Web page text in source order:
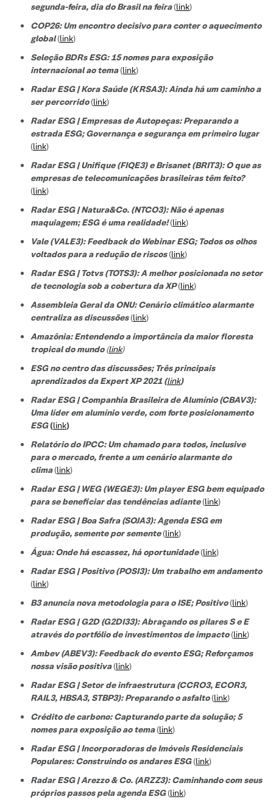
segunda-feira, dia do Brasil na feira(link)
COP26: Um encontro decisivo para conter o aquecimento
global(link)
Seleção BDRs ESG​: 15 nomes para exposição
internacional ao tema(link)
Radar ESG | Kora Saúde (KRSA3): Ainda há um caminho a
ser percorrido(link)
Radar ESG | Empresas de Autopeças: Preparando a
estrada ESG; Governança e segurança em primeiro lugar
(link)
Radar ESG | Unifique (FIQE3) e Brisanet (BRIT3): O que as
empresas de telecomunicações brasileiras têm feito?
(link)
Radar ESG | Natura&Co. (NTCO3): Não é apenas
maquiagem; ESG é uma realidade!(link)
Vale (VALE3): Feedback do Webinar ESG; Todos os olhos
voltados para a redução de riscos(link)
Radar ESG | Totvs (TOTS3): A melhor posicionada no setor
de tecnologia sob a cobertura da XP(link)
Assembleia Geral da ONU: Cenário climático alarmante
centraliza as discussões(link)
Amazônia: Entendendo a importância da maior floresta
tropical do mundo (link)
ESG no centro das discussões; Três principais
aprendizados da Expert XP 2021 (link)
Radar ESG | Companhia Brasileira de Alumínio (CBAV3):
Uma líder em alumínio verde, com forte posicionamento
ESG(link)
Relatório do IPCC: Um chamado para todos, inclusive
para o mercado, frente a um cenário alarmante do
clima(link)
Radar ESG | WEG (WEGE3): Um player ESG bem equipado
para se beneficiar das tendências adiante(link)
Radar ESG | Boa Safra (SOJA3): Agenda ESG em
produção, semente por semente(link)
Água: Onde há escassez, há oportunidade(link)
Radar ESG | Positivo (POSI3): Um trabalho em andamento
(link)
B3 anuncia nova metodologia para o ISE; Positivo(link)
Radar ESG | G2D (G2DI33): Abraçando os pilares S e E
através do portfólio de investimentos de impacto(link)
Ambev (ABEV3): Feedback do evento ESG; Reforçamos
nossa visão positiva(link)
Radar ESG | Setor de infraestrutura (CCRO3, ECOR3,
RAIL3, HBSA3, STBP3): Preparando o asfalto(link)
Crédito de carbono: Capturando parte da solução; 5
nomes para exposição ao tema(link)
Radar ESG | Incorporadoras de Imóveis Residenciais
Populares: Construindo os andares ESG(link)
Radar ESG | Arezzo & Co. (ARZZ3): Caminhando com seus
próprios passos pela agenda ESG(link)